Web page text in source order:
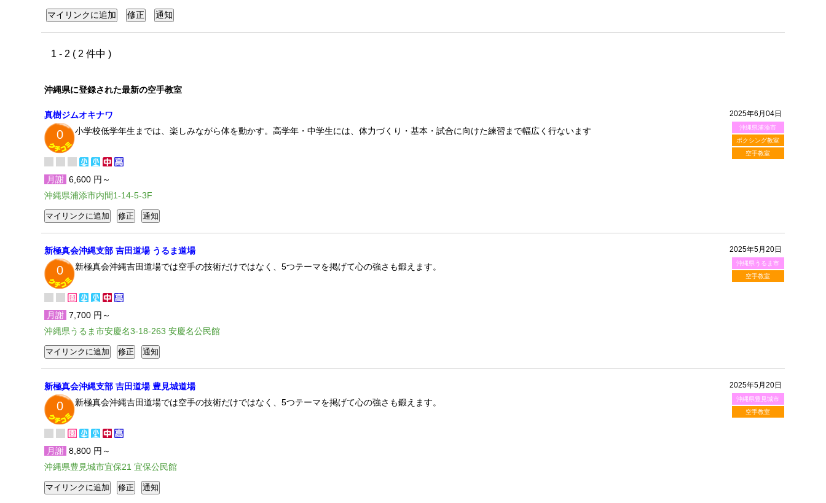
1 - 2 ( 2 件中 )
沖縄県に登録された最新の空手教室
2025年6月04日
沖縄県浦添市
ボクシング教室
空手教室
真樹ジムオキナワ
0 小学校低学年生までは、楽しみながら体を動かす。高学年・中学生には、体力づくり・基本・試合に向けた練習まで幅広く行ないます
月謝 6,600 円～
沖縄県浦添市内間1-14-5-3F
2025年5月20日
沖縄県うるま市
空手教室
新極真会沖縄支部 吉田道場 うるま道場
0 新極真会沖縄吉田道場では空手の技術だけではなく、5つテーマを掲げて心の強さも鍛えます。
月謝 7,700 円～
沖縄県うるま市安慶名3-18-263 安慶名公民館
2025年5月20日
沖縄県豊見城市
空手教室
新極真会沖縄支部 吉田道場 豊見城道場
0 新極真会沖縄吉田道場では空手の技術だけではなく、5つテーマを掲げて心の強さも鍛えます。
月謝 8,800 円～
沖縄県豊見城市宜保21 宜保公民館